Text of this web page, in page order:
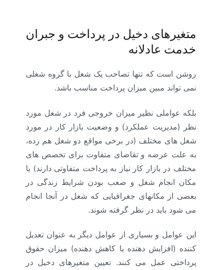
متغیرهای دخیل در پرداخت و جبران
خدمت عادلانه
روشن است که تنها تصاحب یک شغل با گروه شغلی
نمی تواند مبین میزان پرداخت مناسب باشد.
بلکه عواملی نظیر میزان خروجی فرد در شغل مورد
نظر (مدیریت عملکرد) و وضعیت بازار کار در مورد
شغل های مختلف (در برخی مواقع دو شغل هم رده،
به علت عرضه و تقاضای متفاوت برای تخصص های
مختلف در بازار کار نیاز به پرداخت متفاوتی دارند) یا
مکان انجام شغل و صعب بودن شرایط زندگی در
بعضی از مکانهای جغرافیایی که شغل در آنجا انجام
می شود باید در نظر گرفته شوند.
این عوامل و بسیاری از عوامل دیگر به عنوان تعدیل
کننده (افزایش دهنده یا کاهش دهنده) میزان حقوق
پرداختی عمل می کنند. تعیین متغیرهای دخیل در